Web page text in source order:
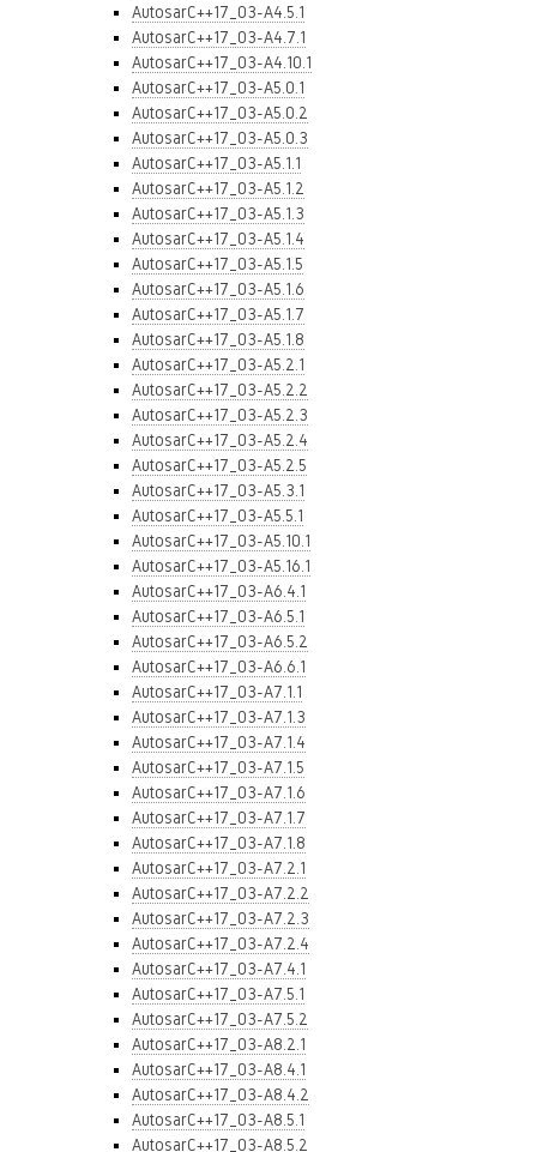
AutosarC++17_03-A4.5.1
AutosarC++17_03-A4.7.1
AutosarC++17_03-A4.10.1
AutosarC++17_03-A5.0.1
AutosarC++17_03-A5.0.2
AutosarC++17_03-A5.0.3
AutosarC++17_03-A5.1.1
AutosarC++17_03-A5.1.2
AutosarC++17_03-A5.1.3
AutosarC++17_03-A5.1.4
AutosarC++17_03-A5.1.5
AutosarC++17_03-A5.1.6
AutosarC++17_03-A5.1.7
AutosarC++17_03-A5.1.8
AutosarC++17_03-A5.2.1
AutosarC++17_03-A5.2.2
AutosarC++17_03-A5.2.3
AutosarC++17_03-A5.2.4
AutosarC++17_03-A5.2.5
AutosarC++17_03-A5.3.1
AutosarC++17_03-A5.5.1
AutosarC++17_03-A5.10.1
AutosarC++17_03-A5.16.1
AutosarC++17_03-A6.4.1
AutosarC++17_03-A6.5.1
AutosarC++17_03-A6.5.2
AutosarC++17_03-A6.6.1
AutosarC++17_03-A7.1.1
AutosarC++17_03-A7.1.3
AutosarC++17_03-A7.1.4
AutosarC++17_03-A7.1.5
AutosarC++17_03-A7.1.6
AutosarC++17_03-A7.1.7
AutosarC++17_03-A7.1.8
AutosarC++17_03-A7.2.1
AutosarC++17_03-A7.2.2
AutosarC++17_03-A7.2.3
AutosarC++17_03-A7.2.4
AutosarC++17_03-A7.4.1
AutosarC++17_03-A7.5.1
AutosarC++17_03-A7.5.2
AutosarC++17_03-A8.2.1
AutosarC++17_03-A8.4.1
AutosarC++17_03-A8.4.2
AutosarC++17_03-A8.5.1
AutosarC++17_03-A8.5.2